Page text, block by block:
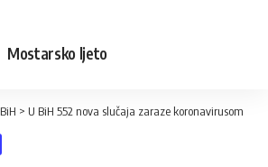
Mostarsko ljeto
BiH > U BiH 552 nova slučaja zaraze koronavirusom